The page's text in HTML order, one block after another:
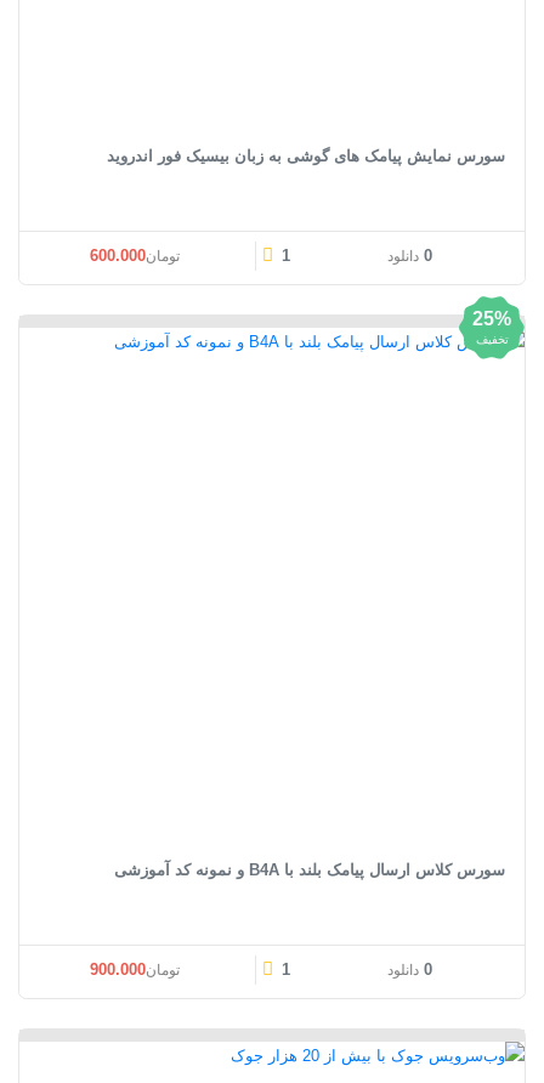
سورس نمایش پیامک های گوشی به زبان بیسیک فور اندروید
0 دانلود 1 تومان600.000
25%
تخفیف
سورس کلاس ارسال پیامک بلند با B4A و نمونه کد آموزشی
0 دانلود 1 قیمت اصلی: تومان1.200.000 بود.
تومان900.000قیمت فعلی: